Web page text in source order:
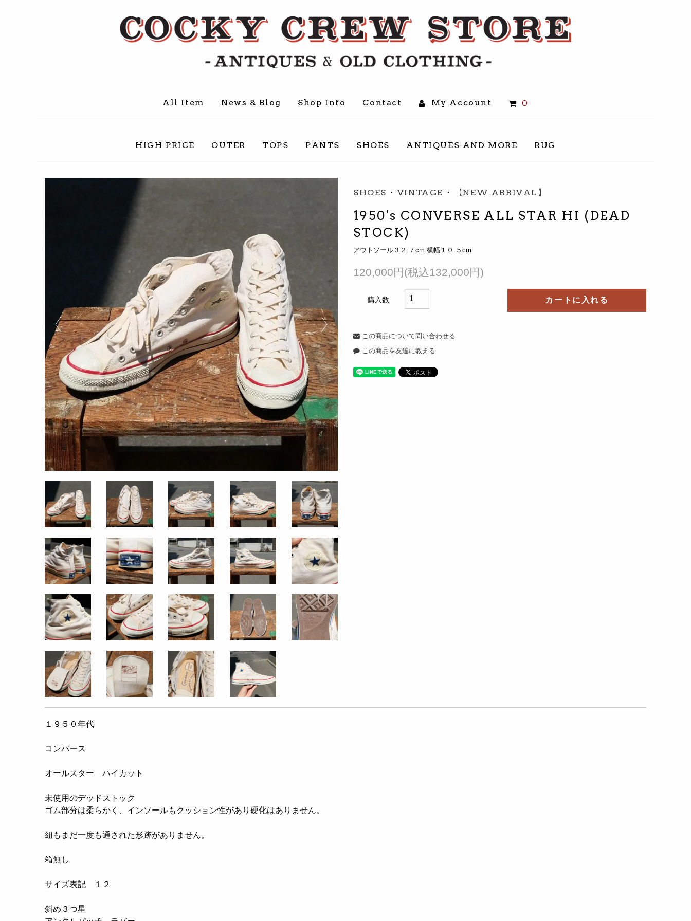
All Item News & Blog Shop Info Contact My Account 0
HIGH PRICE OUTER TOPS PANTS SHOES ANTIQUES AND MORE RUG
SHOES ･ VINTAGE ･ 【NEW ARRIVAL】
1950's CONVERSE ALL STAR HI (DEAD
STOCK)
アウトソール３２.７cm 横幅１０.５cm
120,000円(税込132,000円)
購入数 カートに入れる
この商品について問い合わせる
この商品を友達に教える
１９５０年代
コンバース
オールスター ハイカット
未使用のデッドストック
ゴム部分は柔らかく、インソールもクッション性があり硬化はありません。
紐もまだ一度も通された形跡がありません。
箱無し
サイズ表記 １２
斜め３つ星